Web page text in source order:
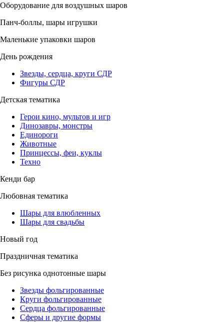
Оборудование для воздушных шаров
Панч-боллы, шары игрушки
Маленькие упаковки шаров
День рождения
Звезды, сердца, круги СДР
Фигуры СДР
Детская тематика
Герои кино, мультов и игр
Динозавры, монстры
Единороги
Животные
Принцессы, феи, куклы
Техно
Кенди бар
Любовная тематика
Шары для влюбленных
Шары для свадьбы
Новый год
Праздничная тематика
Без рисунка однотонные шары
Звезды фольгированные
Круги фольгированные
Сердца фольгированные
Сферы и другие формы